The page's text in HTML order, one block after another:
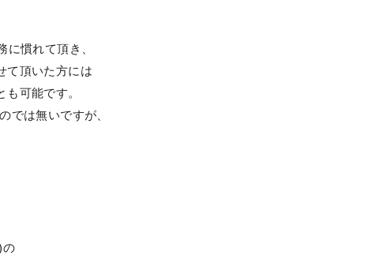
慣れて頂き、
て頂いた方には
可能です。
では無いですが、
の